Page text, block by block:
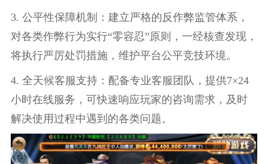
3. 公平性保障机制：建立严格的反作弊监管体系，
对各类作弊行为实行“零容忍”原则，一经核查发现，
将执行严厉处罚措施，维护平台公平竞技环境。
4. 全天候客服支持：配备专业客服团队，提供7×24
小时在线服务，可快速响应玩家的咨询需求，及时
解决使用过程中遇到的各类问题。